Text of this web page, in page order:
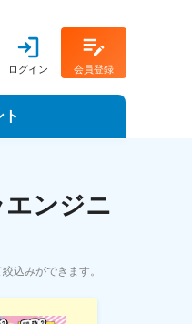
ログイン 会員登録
ト
ンジニ
込みができます。